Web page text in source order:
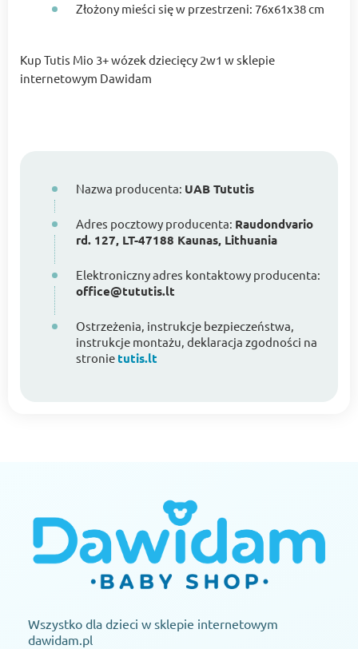
Złożony mieści się w przestrzeni: 76x61x38 cm
Kup Tutis Mio 3+ wózek dziecięcy 2w1 w sklepie
internetowym Dawidam
Nazwa producenta: UAB Tututis
Adres pocztowy producenta: Raudondvario
rd. 127, LT-47188 Kaunas, Lithuania
Elektroniczny adres kontaktowy producenta:
office@tututis.lt
Ostrzeżenia, instrukcje bezpieczeństwa,
instrukcje montażu, deklaracja zgodności na
stronie tutis.lt
Wszystko dla dzieci w sklepie internetowym
dawidam.pl